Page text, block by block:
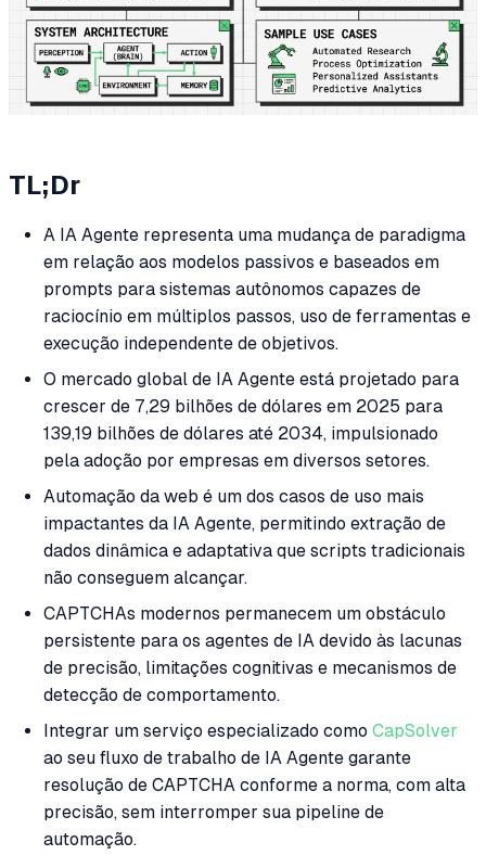
TL;Dr
A IA Agente representa uma mudança de paradigma
em relação aos modelos passivos e baseados em
prompts para sistemas autônomos capazes de
raciocínio em múltiplos passos, uso de ferramentas e
execução independente de objetivos.
O mercado global de IA Agente está projetado para
crescer de 7,29 bilhões de dólares em 2025 para
139,19 bilhões de dólares até 2034, impulsionado
pela adoção por empresas em diversos setores.
Automação da web é um dos casos de uso mais
impactantes da IA Agente, permitindo extração de
dados dinâmica e adaptativa que scripts tradicionais
não conseguem alcançar.
CAPTCHAs modernos permanecem um obstáculo
persistente para os agentes de IA devido às lacunas
de precisão, limitações cognitivas e mecanismos de
detecção de comportamento.
Integrar um serviço especializado como CapSolver
ao seu fluxo de trabalho de IA Agente garante
resolução de CAPTCHA conforme a norma, com alta
precisão, sem interromper sua pipeline de
automação.